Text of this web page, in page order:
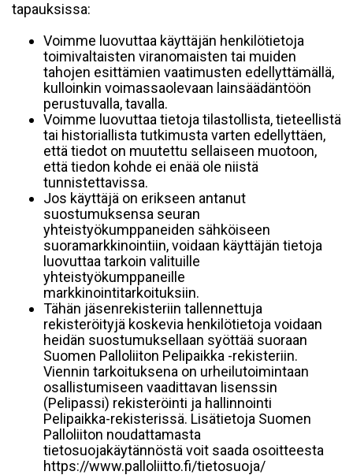
tapauksissa:
Voimme luovuttaa käyttäjän henkilötietoja
toimivaltaisten viranomaisten tai muiden
tahojen esittämien vaatimusten edellyttämällä,
kulloinkin voimassaolevaan lainsäädäntöön
perustuvalla, tavalla.
Voimme luovuttaa tietoja tilastollista, tieteellistä
tai historiallista tutkimusta varten edellyttäen,
että tiedot on muutettu sellaiseen muotoon,
että tiedon kohde ei enää ole niistä
tunnistettavissa.
Jos käyttäjä on erikseen antanut
suostumuksensa seuran
yhteistyökumppaneiden sähköiseen
suoramarkkinointiin, voidaan käyttäjän tietoja
luovuttaa tarkoin valituille
yhteistyökumppaneille
markkinointitarkoituksiin.
Tähän jäsenrekisteriin tallennettuja
rekisteröityjä koskevia henkilötietoja voidaan
heidän suostumuksellaan syöttää suoraan
Suomen Palloliiton Pelipaikka -rekisteriin.
Viennin tarkoituksena on urheilutoimintaan
osallistumiseen vaadittavan lisenssin
(Pelipassi) rekisteröinti ja hallinnointi
Pelipaikka-rekisterissä. Lisätietoja Suomen
Palloliiton noudattamasta
tietosuojakäytännöstä voit saada osoitteesta
https://www.palloliitto.fi/tietosuoja/